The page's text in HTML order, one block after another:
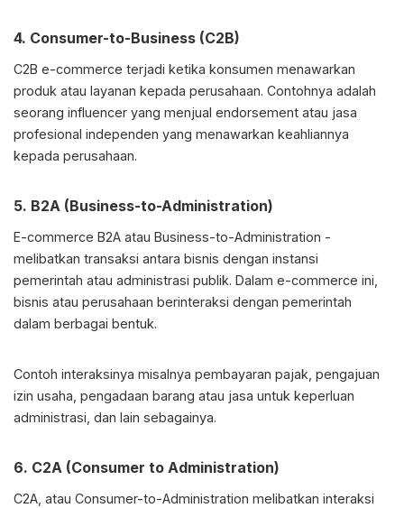
4. Consumer-to-Business (C2B)
C2B e-commerce terjadi ketika konsumen menawarkan
produk atau layanan kepada perusahaan. Contohnya adalah
seorang influencer yang menjual endorsement atau jasa
profesional independen yang menawarkan keahliannya
kepada perusahaan.
5. B2A (Business-to-Administration)
E-commerce B2A atau Business-to-Administration -
melibatkan transaksi antara bisnis dengan instansi
pemerintah atau administrasi publik. Dalam e-commerce ini,
bisnis atau perusahaan berinteraksi dengan pemerintah
dalam berbagai bentuk.
Contoh interaksinya misalnya pembayaran pajak, pengajuan
izin usaha, pengadaan barang atau jasa untuk keperluan
administrasi, dan lain sebagainya.
6. C2A (Consumer to Administration)
C2A, atau Consumer-to-Administration melibatkan interaksi